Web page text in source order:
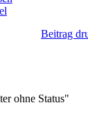
Beitrag
ohne Status"